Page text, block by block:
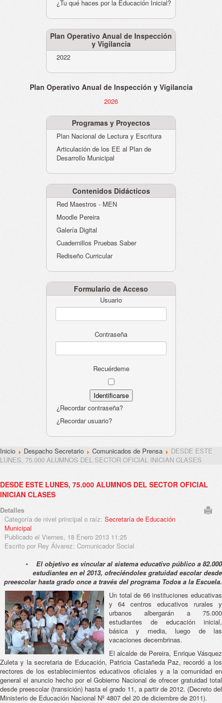
¿Tu qué haces por la Educación Inicial?
Plan Operativo Anual de Inspección
y Vigilancia
2022
Plan Operativo Anual de Inspección y Vigilancia
2026
Programas y Proyectos
Plan Nacional de Lectura y Escritura
Articulación de los EE al Plan de
Desarrollo Municipal
Contenidos Didácticos
Red Maestros - MEN
Moodle Pereira
Galería Digital
Cuadernillos Pruebas Saber
Rediseño Curricular
Formulario de Acceso
Usuario
Contraseña
Recuérdeme
¿Recordar contraseña?
¿Recordar usuario?
Inicio Despacho Secretario Comunicados de Prensa
DESDE ESTE
LUNES, 75.000 ALUMNOS DEL SECTOR OFICIAL INICIAN CLASES
DESDE ESTE LUNES, 75.000 ALUMNOS DEL SECTOR OFICIAL
INICIAN CLASES
Detalles
Categoría de nivel principal o raíz: Secretaría de Educación
Municipal
Publicado el Viernes, 18 Enero 2013 11:25
Escrito por Rey Álvarez: Comunicador Social
• El objetivo es vincular al sistema educativo público a 82.000
estudiantes en el 2013, ofreciéndoles gratuidad escolar desde
preescolar hasta grado once a través del programa Todos a la Escuela.
Un total de 66 instituciones educativas
y 64 centros educativos rurales y
urbanos albergarán a 75.000
estudiantes de educación inicial,
básica y media, luego de las
vacaciones decembrinas.
El alcalde de Pereira, Enrique Vásquez
Zuleta y la secretaria de Educación, Patricia Castañeda Paz, recordó a los
rectores de los establecimientos educativos oficiales y a la comunidad en
general el anuncio hecho por el Gobierno Nacional de ofrecer gratuidad total
desde preescolar (transición) hasta el grado 11, a partir de 2012. (Decreto del
Ministerio de Educación Nacional Nº 4807 del 20 de diciembre de 2011).